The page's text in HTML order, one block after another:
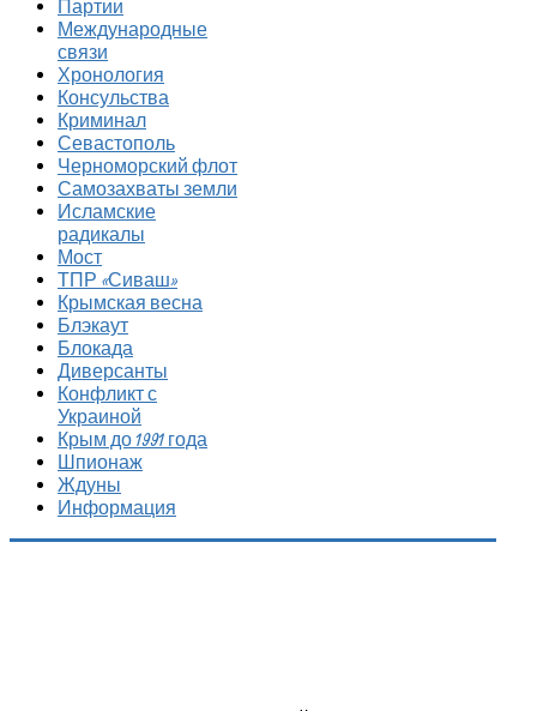
Партии
Международные
связи
Хронология
Консульства
Криминал
Севастополь
Черноморский флот
Самозахваты земли
Исламские
радикалы
Мост
ТПР «Сиваш»
Крымская весна
Блэкаут
Блокада
Диверсанты
Конфликт с
Украиной
Крым до 1991 года
Шпионаж
Ждуны
Информация